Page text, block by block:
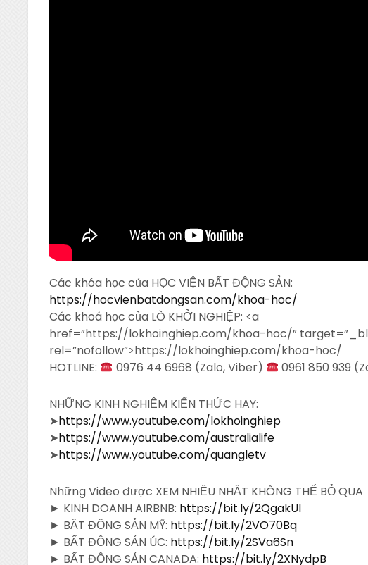
Các khóa học của HỌC VIỆN BẤT ĐỘNG SẢN:
https://hocvienbatdongsan.com/khoa-hoc/
Các khoá học của LÒ KHỞI NGHIỆP: <a
href=”https://lokhoinghiep.com/khoa-hoc/”
rel=”nofollow”>https://lokhoinghiep.com/khoa-hoc/
HOTLINE:
0976 44 6968 (Zalo, Viber) 0961 850 939
NHỮNG KINH NGHIỆM KIẾN THỨC HAY:
➤https://www.youtube.com/lokhoinghiep
➤https://www.youtube.com/australialife
➤https://www.youtube.com/quangletv
Những Video được XEM NHIỀU NHẤT KHÔNG THỂ BỎ QUA
► KINH DOANH AIRBNB: https://bit.ly/2QgakUl
► BẤT ĐỘNG SẢN MỸ: https://bit.ly/2VO70Bq
► BẤT ĐỘNG SẢN ÚC: https://bit.ly/2SVa6Sn
► BẤT ĐỘNG SẢN CANADA: https://bit.ly/2XNydpB